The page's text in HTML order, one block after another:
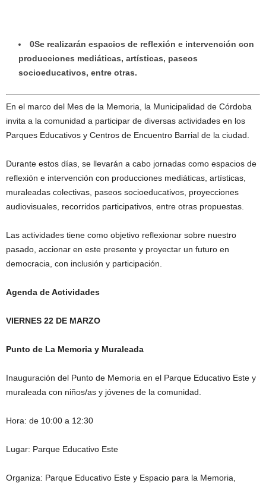
0Se realizarán espacios de reflexión e intervención con
producciones mediáticas, artísticas, paseos
socioeducativos, entre otras.
En el marco del Mes de la Memoria, la Municipalidad de Córdoba
invita a la comunidad a participar de diversas actividades en los
Parques Educativos y Centros de Encuentro Barrial de la ciudad.
Durante estos días, se llevarán a cabo jornadas como espacios de
reflexión e intervención con producciones mediáticas, artísticas,
muraleadas colectivas, paseos socioeducativos, proyecciones
audiovisuales, recorridos participativos, entre otras propuestas.
Las actividades tiene como objetivo reflexionar sobre nuestro
pasado, accionar en este presente y proyectar un futuro en
democracia, con inclusión y participación.
Agenda de Actividades
VIERNES 22 DE MARZO
Punto de La Memoria y Muraleada
Inauguración del Punto de Memoria en el Parque Educativo Este y
muraleada con niños/as y jóvenes de la comunidad.
Hora: de 10:00 a 12:30
Lugar: Parque Educativo Este
Organiza: Parque Educativo Este y Espacio para la Memoria,